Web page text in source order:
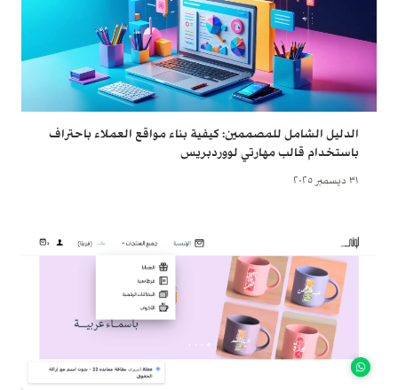
الدليل الشامل للمصممين: كيفية بناء مواقع العملاء باحتراف
باستخدام قالب مهارتي لووردبريس
٣١ ديسمبر ٢٠٢٥